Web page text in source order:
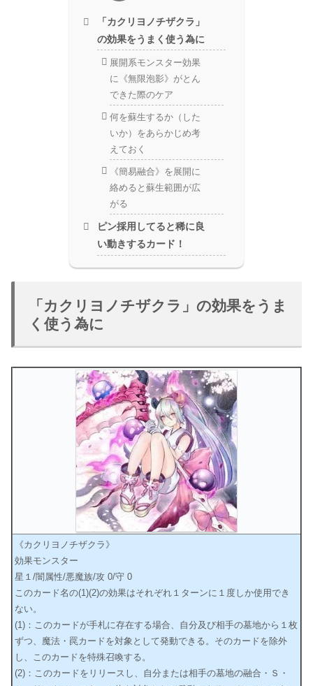
「カクリヨノチザクラ」
の効果をうまく使う為に
展開系モンスター効果
に《無限泡影》がとん
できた際のケア
何を蘇生するか（した
いか）をあらかじめ考
えておく
《簡易融合》を展開に
絡めると蘇生範囲が広
がる
ピン採用してると稀に良
い動きするカード！
「カクリヨノチザクラ」の効果をうま
く使う為に
《カクリヨノチザクラ》
効果モンスター
星１/闇属性/悪魔族/攻 0/守 0
このカード名の(1)(2)の効果はそれぞれ１ターンに１度しか使用でき
ない。
(1)：このカードが手札に存在する場合、自分及び相手の墓地から１枚
ずつ、魔法・罠カードを対象として発動できる。そのカードを除外
し、このカードを特殊召喚する。
(2)：このカードをリリースし、自分または相手の墓地の融合・Ｓ・